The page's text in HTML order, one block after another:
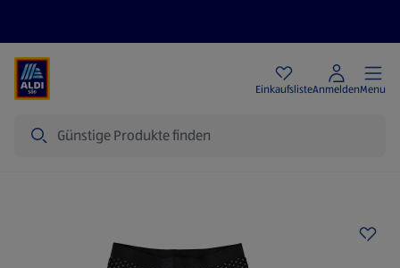
EinkaufslisteAnmeldenMenu